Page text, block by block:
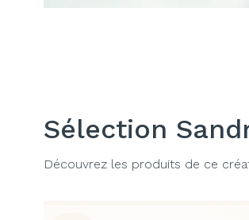
Sélection
Découvrez les produits de ce